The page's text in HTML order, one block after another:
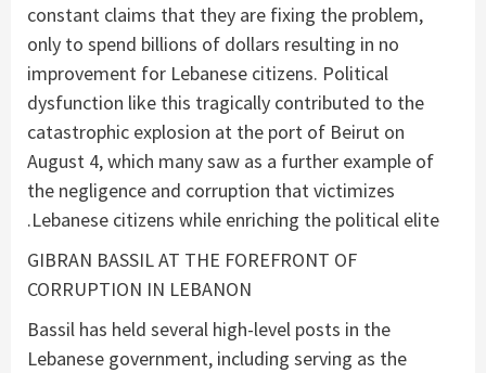
constant claims that they are fixing the problem,
only to spend billions of dollars resulting in no
improvement for Lebanese citizens. Political
dysfunction like this tragically contributed to the
catastrophic explosion at the port of Beirut on
August 4, which many saw as a further example of
the negligence and corruption that victimizes
Lebanese citizens while enriching the political elite.
GIBRAN BASSIL AT THE FOREFRONT OF
CORRUPTION IN LEBANON
Bassil has held several high-level posts in the
Lebanese government, including serving as the